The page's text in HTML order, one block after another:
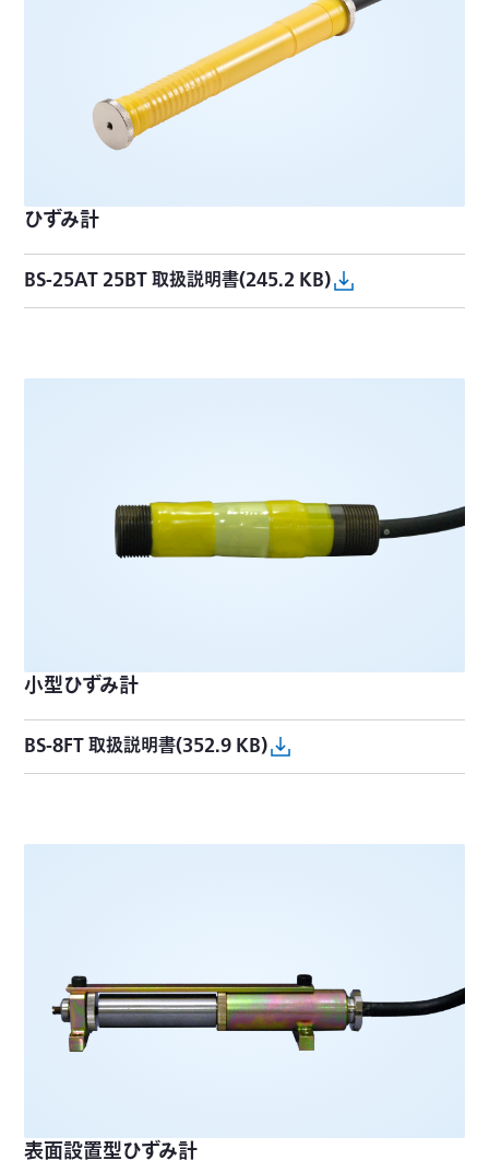
ひずみ計
BS-25AT 25BT 取扱説明書(245.2 KB)
小型ひずみ計
BS-8FT 取扱説明書(352.9 KB)
表面設置型ひずみ計